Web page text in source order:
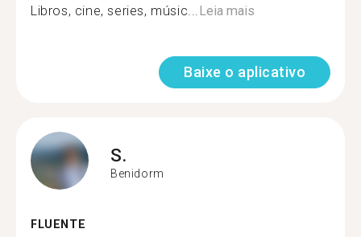
Libros, cine, series, músic...Leia mais
Baixe o aplicativo
S.
Benidorm
FLUENTE